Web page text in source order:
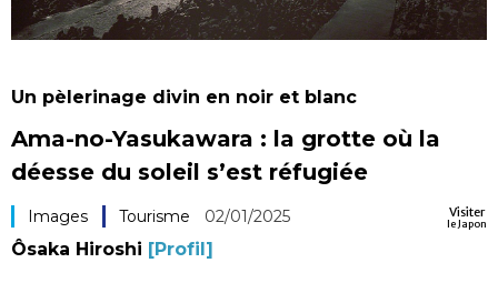
العربية
Société
Culture
Un pèlerinage divin en noir et blanc
Ama-no-Yasukawara : la grotte où la
déesse du soleil s’est réfugiée
Visiter
le Japon
Images Tourisme 02/01/2025
Ôsaka Hiroshi [Profil]